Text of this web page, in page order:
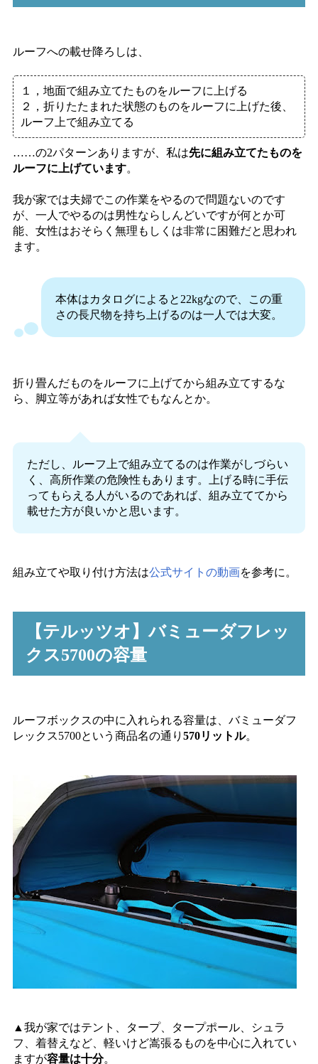
ルーフへの載せ降ろしは、
１，地面で組み立てたものをルーフに上げる
２，折りたたまれた状態のものをルーフに上げた後、
ルーフ上で組み立てる
……の2パターンありますが、私は先に組み立てたものを
ルーフに上げています。
我が家では夫婦でこの作業をやるので問題ないのです
が、一人でやるのは男性ならしんどいですが何とか可
能、女性はおそらく無理もしくは非常に困難だと思われ
ます。
本体はカタログによると22kgなので、この重
さの長尺物を持ち上げるのは一人では大変。
折り畳んだものをルーフに上げてから組み立てするな
ら、脚立等があれば女性でもなんとか。
ただし、ルーフ上で組み立てるのは作業がしづらい
く、高所作業の危険性もあります。上げる時に手伝
ってもらえる人がいるのであれば、組み立ててから
載せた方が良いかと思います。
組み立てや取り付け方法は公式サイトの動画を参考に。
【テルッツオ】バミューダフレッ
クス5700の容量
ルーフボックスの中に入れられる容量は、バミューダフ
レックス5700という商品名の通り 570リットル。
▲我が家ではテント、タープ、タープポール、シュラ
フ、着替えなど、軽いけど嵩張るものを中心に入れてい
ますが容量は十分。